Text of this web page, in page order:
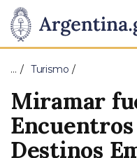
Presidencia
de
la
Nación
Pasar al contenido
… Turismo
Miramar
Destinos